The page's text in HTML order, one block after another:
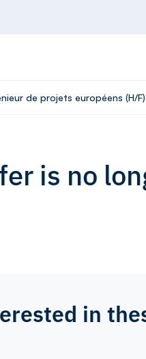
de projets européens (H/
is no
in